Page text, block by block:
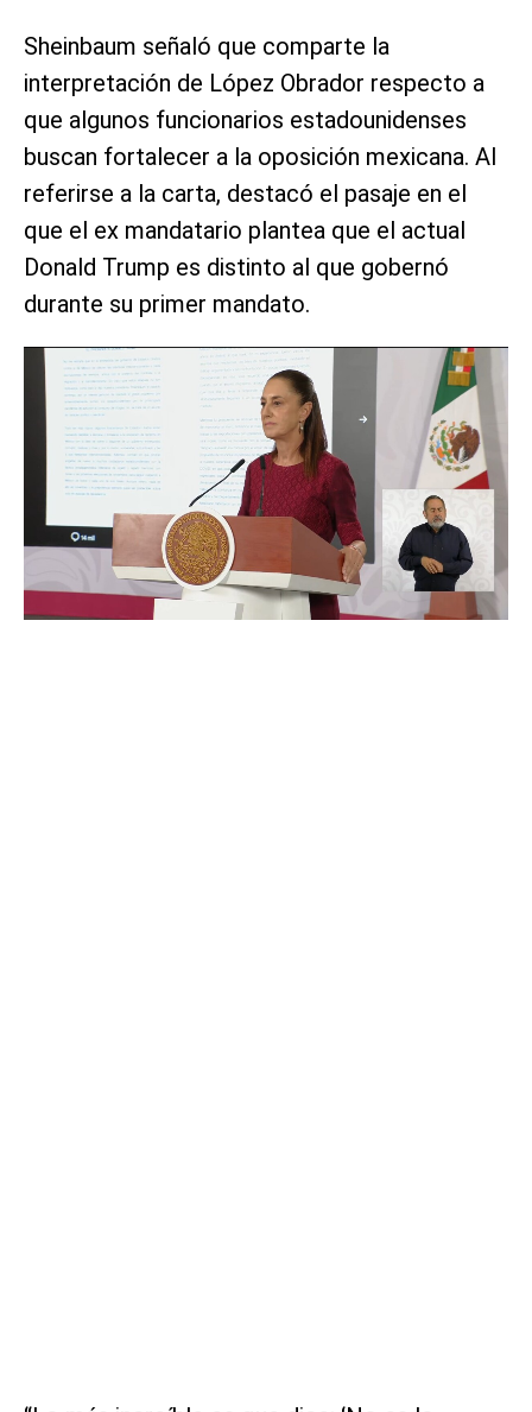
Sheinbaum señaló que comparte la
interpretación de López Obrador respecto a
que algunos funcionarios estadounidenses
buscan fortalecer a la oposición mexicana. Al
referirse a la carta, destacó el pasaje en el
que el ex mandatario plantea que el actual
Donald Trump es distinto al que gobernó
durante su primer mandato.